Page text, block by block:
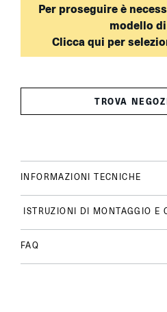
Per proseguire è
modello
Clicca qui per
TROVA
INFORMAZIONI TECNICHE
ISTRUZIONI DI MONTAGGIO E
FAQ